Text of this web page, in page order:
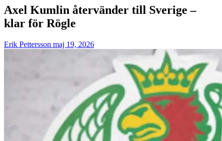
Axel Kumlin återvänder till Sverige –
klar för Rögle
Erik Pettersson maj 19, 2026